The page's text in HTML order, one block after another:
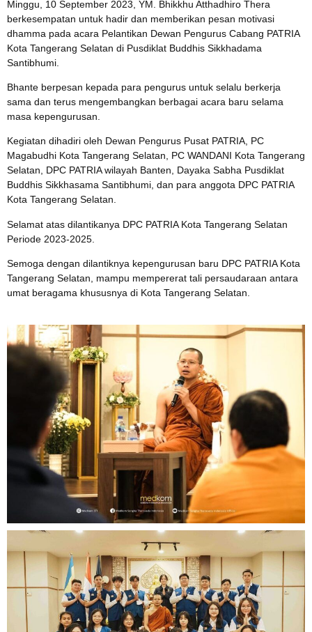
Minggu, 10 September 2023, YM. Bhikkhu Atthadhiro Thera
berkesempatan untuk hadir dan memberikan pesan motivasi
dhamma pada acara Pelantikan Dewan Pengurus Cabang PATRIA
Kota Tangerang Selatan di Pusdiklat Buddhis Sikkhadama
Santibhumi.
Bhante berpesan kepada para pengurus untuk selalu berkerja
sama dan terus mengembangkan berbagai acara baru selama
masa kepengurusan.
Kegiatan dihadiri oleh Dewan Pengurus Pusat PATRIA, PC
Magabudhi Kota Tangerang Selatan, PC WANDANI Kota Tangerang
Selatan, DPC PATRIA wilayah Banten, Dayaka Sabha Pusdiklat
Buddhis Sikkhasama Santibhumi, dan para anggota DPC PATRIA
Kota Tangerang Selatan.
Selamat atas dilantikanya DPC PATRIA Kota Tangerang Selatan
Periode 2023-2025.
Semoga dengan dilantiknya kepengurusan baru DPC PATRIA Kota
Tangerang Selatan, mampu mempererat tali persaudaraan antara
umat beragama khususnya di Kota Tangerang Selatan.